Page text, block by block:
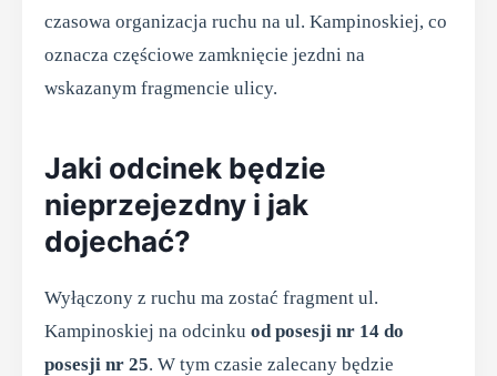
czasowa organizacja ruchu na ul. Kampinoskiej, co
oznacza częściowe zamknięcie jezdni na
wskazanym fragmencie ulicy.
Jaki odcinek będzie
nieprzejezdny i jak
dojechać?
Wyłączony z ruchu ma zostać fragment ul.
Kampinoskiej na odcinku od posesji nr 14 do
posesji nr 25. W tym czasie zalecany będzie